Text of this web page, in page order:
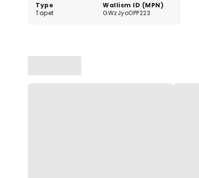
Type
Tapet
Wallism ID (MPN)
GWzJyoOPP223